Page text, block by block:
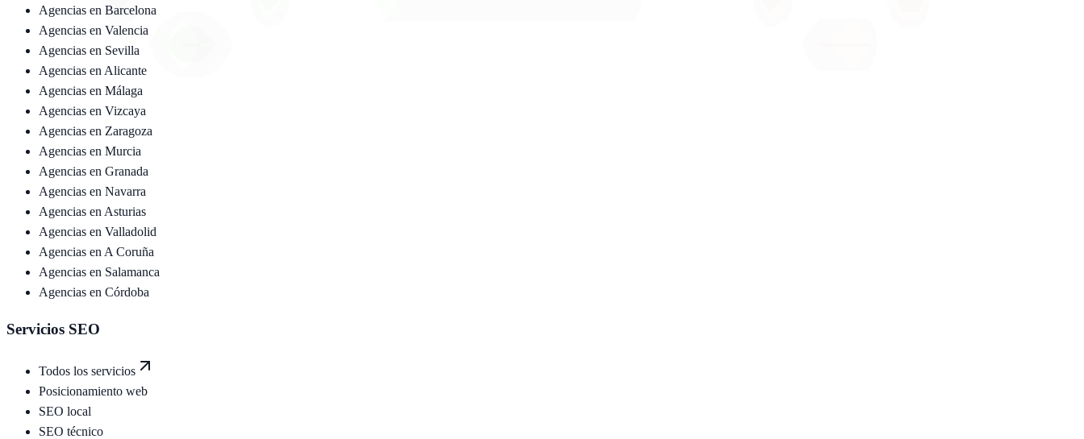
Agencias en Barcelona
Agencias en Valencia
Agencias en Sevilla
Agencias en Alicante
Agencias en Málaga
Agencias en Vizcaya
Agencias en Zaragoza
Agencias en Murcia
Agencias en Granada
Agencias en Navarra
Agencias en Asturias
Agencias en Valladolid
Agencias en A Coruña
Agencias en Salamanca
Agencias en Córdoba
Servicios SEO
Todos los servicios
Posicionamiento web
SEO local
SEO técnico